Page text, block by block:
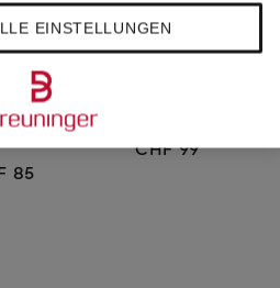
mit
Funktion
85
BOSS
CHF 99
EINSTELLUNGEN